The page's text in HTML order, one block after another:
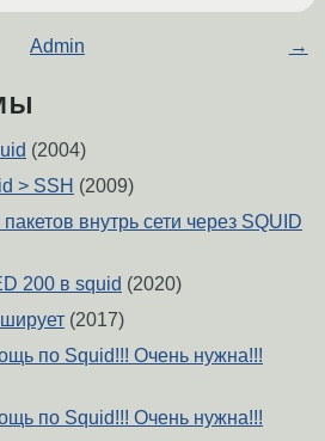
Admin →
(2004)
> SSH (2009)
внутрь сети через SQUID
200 в squid (2020)
(2017)
по Squid!!! Очень нужна!!!
по Squid!!! Очень нужна!!!